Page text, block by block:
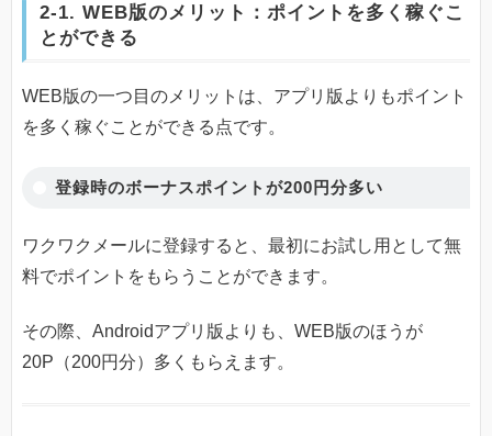
2-1. WEB版のメリット：ポイントを多く稼ぐこ
とができる
WEB版の一つ目のメリットは、アプリ版よりもポイント
を多く稼ぐことができる点です。
登録時のボーナスポイントが200円分多い
ワクワクメールに登録すると、最初にお試し用として無
料でポイントをもらうことができます。
その際、Androidアプリ版よりも、WEB版のほうが
20P（200円分）多くもらえます。